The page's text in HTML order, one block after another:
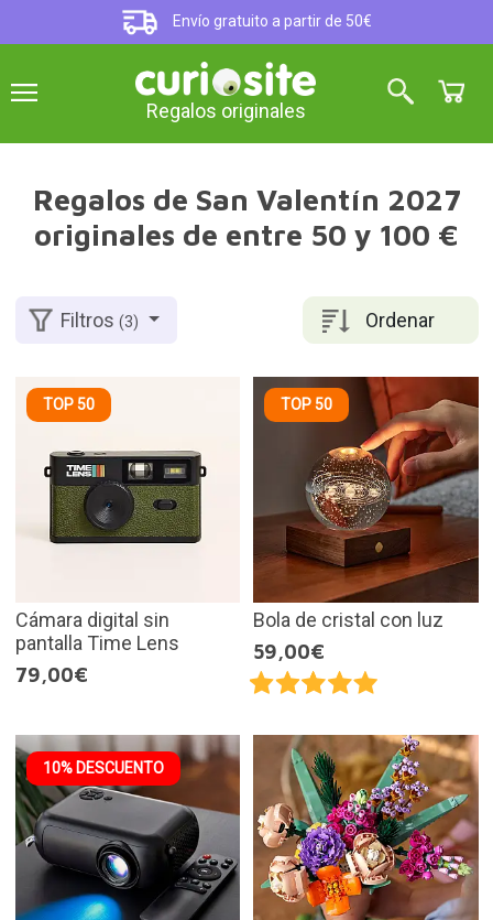
Envío gratuito a partir de 50€
Regalos originales
Regalos de San Valentín 2027
originales de entre 50 y 100 €
Ordenar
Filtros(3)
TOP 50
Cámara digital sin
pantalla Time Lens
79,00€
TOP 50
Bola de cristal con luz
59,00€
10% DESCUENTO